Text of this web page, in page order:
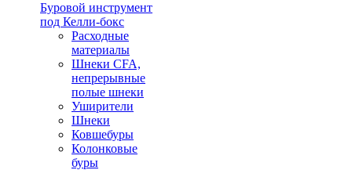
Буровой инструмент
под Келли-бокс
Расходные
материалы
Шнеки CFA,
непрерывные
полые шнеки
Уширители
Шнеки
Ковшебуры
Колонковые
буры